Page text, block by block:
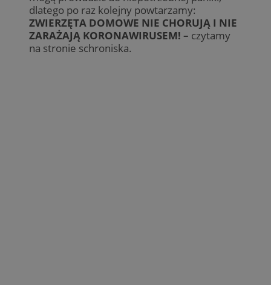
dlatego po raz kolejny powtarzamy:
ZWIERZĘTA DOMOWE NIE CHORUJĄ I NIE
ZARAŻAJĄ KORONAWIRUSEM! – czytamy
na stronie schroniska.